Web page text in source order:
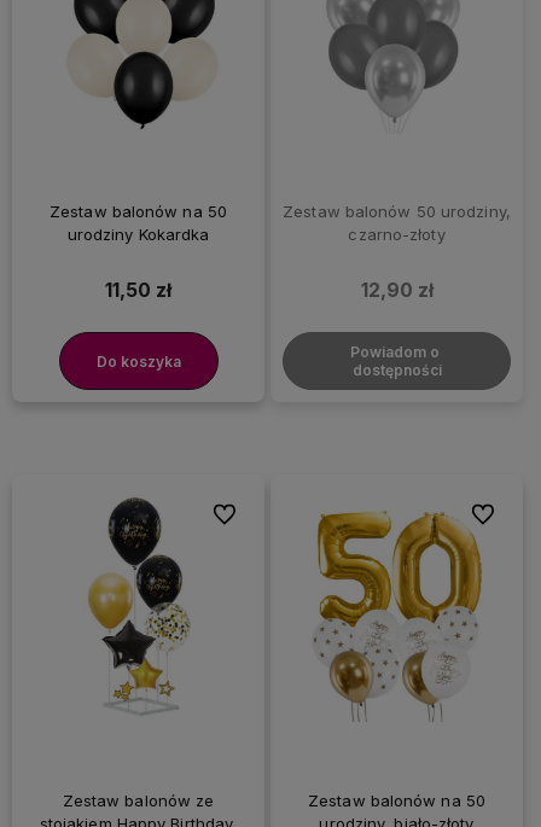
Zestaw balonów na 50
urodziny Kokardka
11,50 zł
Do koszyka
Zestaw balonów 50 urodziny,
czarno-złoty
12,90 zł
Powiadom o
dostępności
Zestaw balonów ze
Do ulubionych
Zestaw balonów na 50
Do